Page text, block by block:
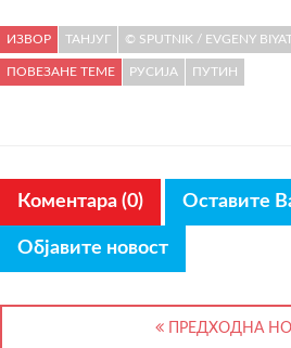
ИЗВОР ТАНЈУГ © SPUTNIK / EVGENY
ПОВЕЗАНЕ ТЕМЕ РУСИЈА ПУТИН
Коментара (0) Оставите
Објавите новост
ПРЕДХОДНА